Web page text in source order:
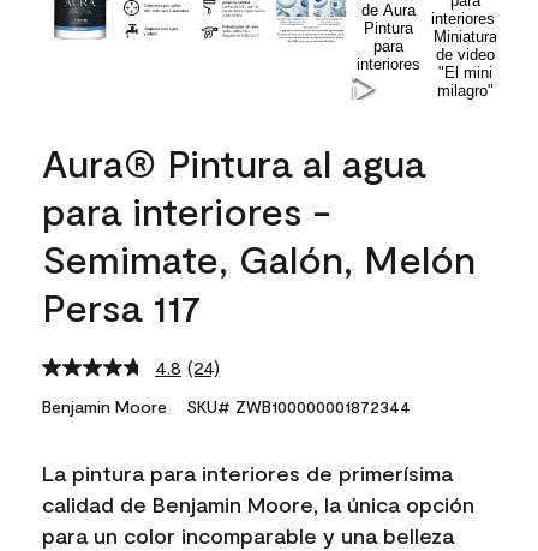
Aura® Pintura al agua
para interiores -
Semimate, Galón, Melón
Persa 117
4.8 Read
24
Reviews.
link.
(24)
Benjamin Moore SKU# ZWB100000001872344
La pintura para interiores de primerísima
calidad de Benjamin Moore, la única opción
para un color incomparable y una belleza